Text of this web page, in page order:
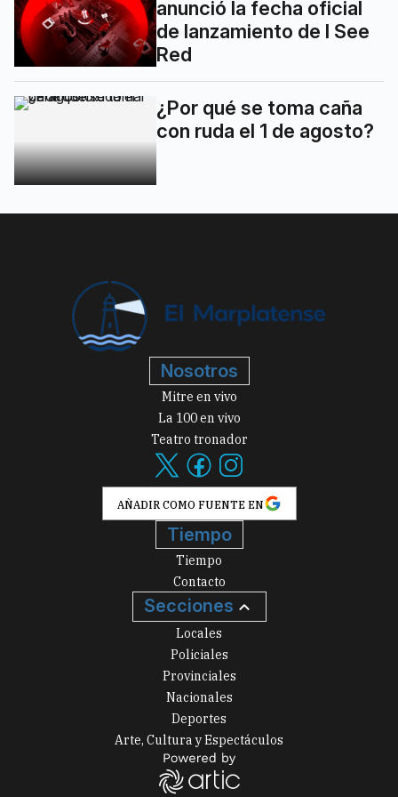
anunció la fecha oficial
de lanzamiento de I See
Red
¿Por qué se toma caña
con ruda el 1 de agosto?
Nosotros
Mitre en vivo
La 100 en vivo
Teatro tronador
AÑADIR COMO FUENTE EN
Tiempo
Tiempo
Contacto
Secciones
Locales
Policiales
Provinciales
Nacionales
Deportes
Arte, Cultura y Espectáculos